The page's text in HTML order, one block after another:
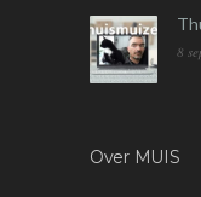
8
Over MUIS